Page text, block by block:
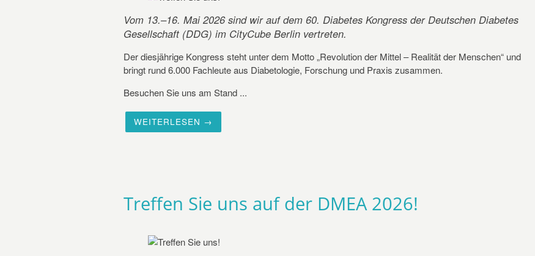
Vom 13.–16. Mai 2026 sind wir auf dem 60. Diabetes Kongress der Deutschen Diabetes
Gesellschaft (DDG) im CityCube Berlin vertreten.
Der diesjährige Kongress steht unter dem Motto „Revolution der Mittel – Realität der Menschen“ und
bringt rund 6.000 Fachleute aus Diabetologie, Forschung und Praxis zusammen.
Besuchen Sie uns am Stand ...
WEITERLESEN →
Treffen Sie uns auf der DMEA 2026!